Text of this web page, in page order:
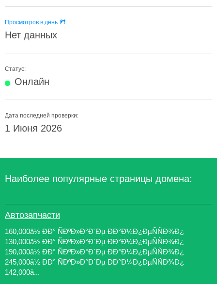
Просмотров в день
Нет данных
Статус:
Онлайн
Дата последней проверки:
1 Июня 2026
Наиболее популярные страницы домена:
Автозапчасти
160,000â½ ÐÐ° ÑÐºÐ»Ð°Ð´Ðµ ÐÐ°Ð¼Ð¿ÐµÑÑÐ¾Ð¿
130,000â½ ÐÐ° ÑÐºÐ»Ð°Ð´Ðµ ÐÐ°Ð¼Ð¿ÐµÑÑÐ¾Ð¿
190,000â½ ÐÐ° ÑÐºÐ»Ð°Ð´Ðµ ÐÐ°Ð¼Ð¿ÐµÑÑÐ¾Ð¿
245,000â½ ÐÐ° ÑÐºÐ»Ð°Ð´Ðµ ÐÐ°Ð¼Ð¿ÐµÑÑÐ¾Ð¿
142,000â...